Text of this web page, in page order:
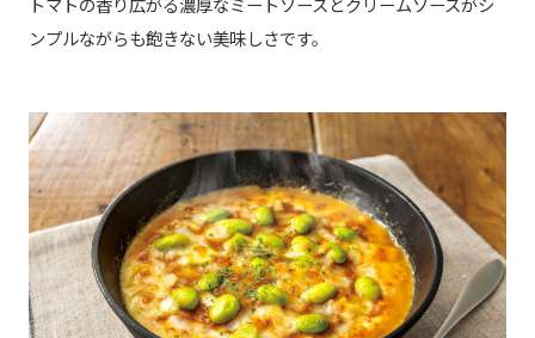
ンプルながらも飽きない美味しさです。